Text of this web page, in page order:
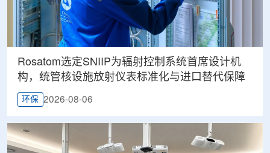
Rosatom选定SNIIP为辐射控制系统首席设计机
构，统管核设施放射仪表标准化与进口替代保障
环保 2026-08-06